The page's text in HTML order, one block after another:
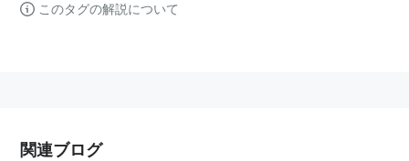
このタグの解説について
関連ブログ